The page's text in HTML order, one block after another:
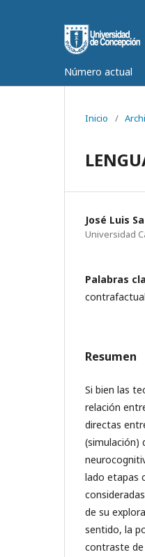
Número actual
Inicio /
José Luis
Universidad
Palabras
Resumen
Si bien las
relación
directas
(simulación)
lado etapas
de su
sentido, la
contraste de